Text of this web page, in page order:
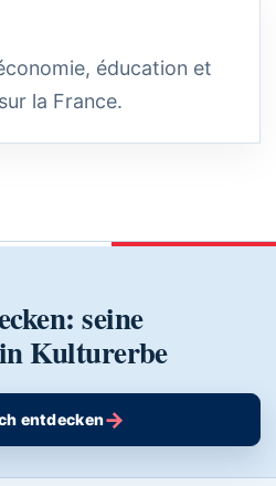
éducation et
la France.
seine
Kulturerbe
entdecken→